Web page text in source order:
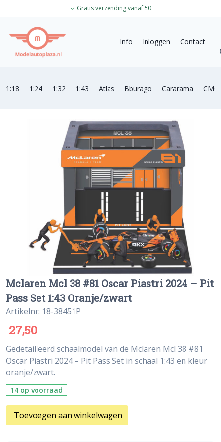
✓ Gratis verzending vanaf 50
Info Inloggen
Contact
1:18 1:24 1:32 1:43 Atlas Bburago Cararama CMC
Mclaren Mcl 38 #81 Oscar Piastri 2024 – Pit
Pass Set 1:43 Oranje/zwart
Artikelnr: 18-38451P
27,50
Gedetailleerd schaalmodel van de Mclaren Mcl 38 #81
Oscar Piastri 2024 – Pit Pass Set in schaal 1:43 en kleur
oranje/zwart.
14 op voorraad
Toevoegen aan winkelwagen